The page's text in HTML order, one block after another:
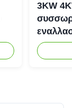
3KW